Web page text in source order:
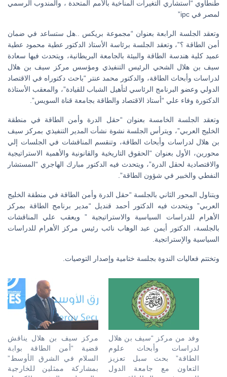
طنطاوي “استشاري التغيرات المناخية بالأمم المتحدة ، والمندوب الرسمي
لمصر في ipc”
وتعقد الجلسة الرابعة بعنوان “مجموعة بريكس ..هل ستساعد في ضمان
أمن الطاقة ؟”، وتعقد الجلسة برئاسة الأستاذ الدكتور عطية محمود عطية
عميد كلية هندسة الطاقة والبيئة بالجامعة البريطانية، ويتحدث فيها سعادة
سيف بن هلال الشحي الرئيس التنفيذي ومؤسس مركز سيف بن هلال
لدراسات وأبحاث الطاقة، والدكتور محمد عنتر “باحث دكتوراه في الاقتصاد
الدولي وعضو البرنامج الرئاسي لتأهيل الشباب للقيادة”، والمعقب الأستاذة
الدكتورة وفاء علي “أستاذ الاقتصاد والطاقة بجامعة قناة السويس”.
وتعقد الجلسة الخامسة بعنوان “حقل الدرة وأمن الطاقة في منطقة
الخليج العربي”، ويترأس الجلسة نشوة نشأت المدير التنفيذي بمركز سيف
بن هلال لدراسات وأبحاث الطاقة، وتنقسم المناقشات في الجلسات إلي
محورين، الأول بعنوان “الحقوق التاريخية والقانونية والأهمية الاستراتيجية
والاقتصادية لحقل الدرة”، ويتحدث فيه الدكتور مبارك الهاجري “المستشار
النفطي والخبير في شؤون الطاقة”.
ويتناول المحور الثاني بالجلسة “حقل الدرة وأمن الطاقة في منطقة الخليج
العربي” ويتحدث فيه الدكتور أحمد قنديل “مدير برنامج الطاقة بمركز
الأهرام للدراسات السياسية والاستراتيجية ” ويعقب علي المناقشات
بالجلسة، الدكتور أيمن عبد الوهاب نائب رئيس مركز الأهرام للدراسات
السياسية والإستراتجية.
وتختتم فعاليات الندوة بجلسة ختامية وإصدار التوصيات.
مركز سيف بن هلال يناقش
قضية “أمن الطاقة بوابة
السلام في الشرق الأوسط”
بمشاركة ممثلين للخارجية
وفد من مركز “سيف بن هلال
لدراسات وأبحاث علوم
الطاقة” بحث سبل تعزيز
التعاون مع جامعة الدول